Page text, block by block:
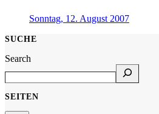
Sonntag, 12. August 2007
SUCHE
Search
SEITEN